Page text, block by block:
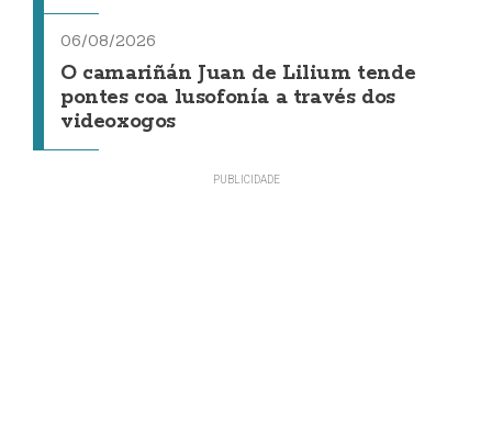
06/08/2026
O camariñán Juan de Lilium tende
pontes coa lusofonía a través dos
videoxogos